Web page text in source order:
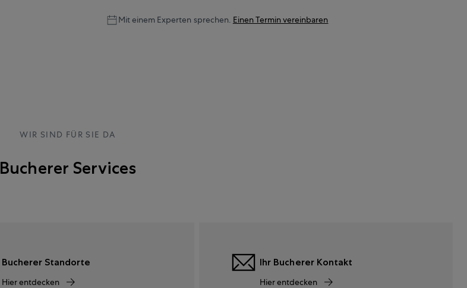
Mit einem Experten sprechen. Einen Termin vereinbaren
WIR SIND FÜR SIE DA
Bucherer Services
Bucherer Standorte
Hier entdecken
Ihr Bucherer Kontakt
Hier entdecken